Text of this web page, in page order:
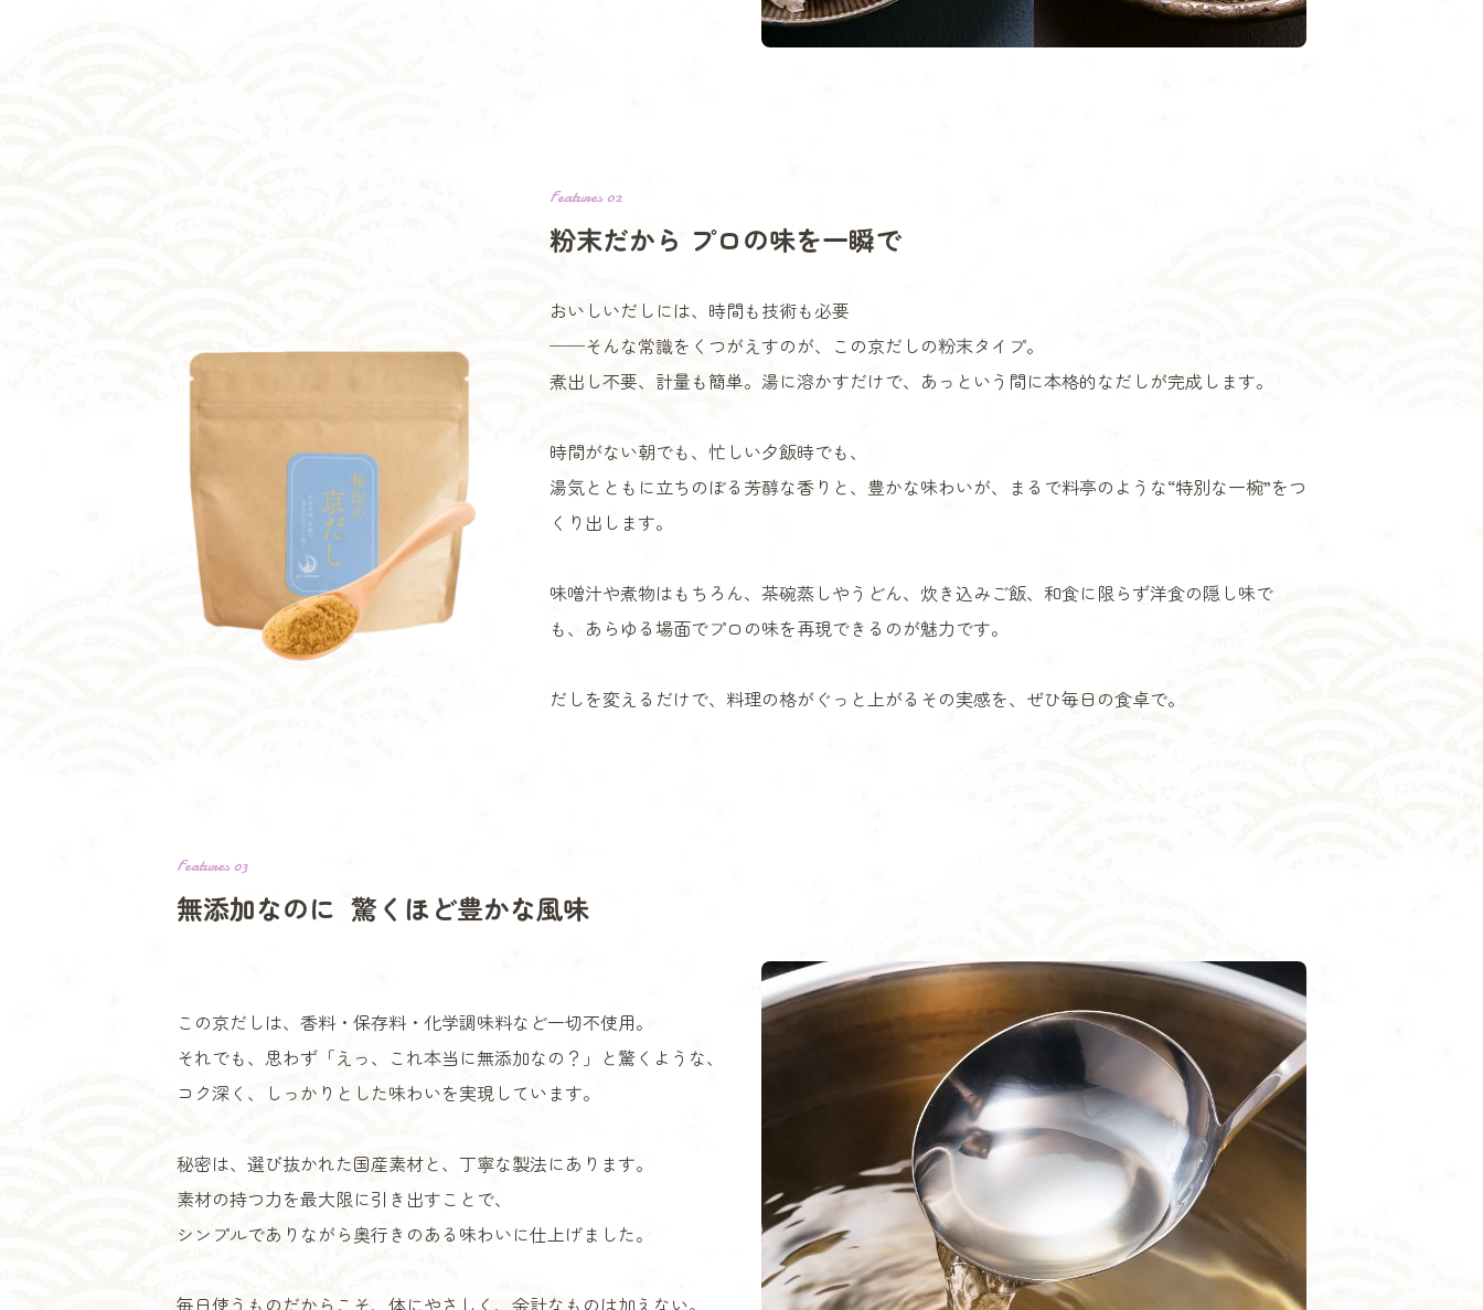
Features 02
粉末だから プロの味を一瞬で
おいしいだしには、時間も技術も必要
──そんな常識をくつがえすのが、この京だしの粉末タイプ。
煮出し不要、計量も簡単。湯に溶かすだけで、あっという間に本格的なだしが完成します。
時間がない朝でも、忙しい夕飯時でも、
湯気とともに立ちのぼる芳醇な香りと、豊かな味わいが、まるで料亭のような“特別な一椀”をつ
くり出します。
味噌汁や煮物はもちろん、茶碗蒸しやうどん、炊き込みご飯、和食に限らず洋食の隠し味で
も、あらゆる場面でプロの味を再現できるのが魅力です。
だしを変えるだけで、料理の格がぐっと上がるその実感を、ぜひ毎日の食卓で。
Features 03
無添加なのに 驚くほど豊かな風味
この京だしは、香料・保存料・化学調味料など一切不使用。
それでも、思わず「えっ、これ本当に無添加なの？」と驚くような、
コク深く、しっかりとした味わいを実現しています。
秘密は、選び抜かれた国産素材と、丁寧な製法にあります。
素材の持つ力を最大限に引き出すことで、
シンプルでありながら奥行きのある味わいに仕上げました。
毎日使うものだからこそ、体にやさしく、余計なものは加えない。